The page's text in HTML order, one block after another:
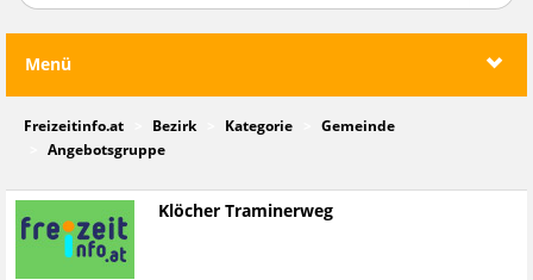
Menü
Freizeitinfo.at Bezirk Kategorie
Gemeinde
Angebotsgruppe
Klöcher Traminerweg